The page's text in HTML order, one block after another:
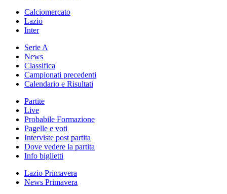
Calciomercato
Lazio
Inter
Serie A
News
Classifica
Campionati precedenti
Calendario e Risultati
Partite
Live
Probabile Formazione
Pagelle e voti
Interviste post partita
Dove vedere la partita
Info biglietti
Lazio Primavera
News Primavera